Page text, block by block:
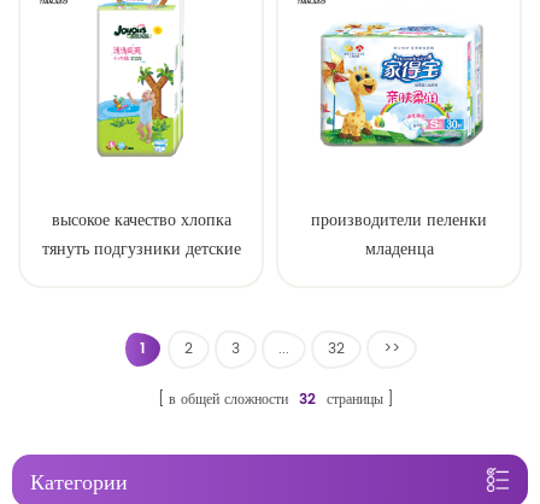
высокое качество хлопка
тянуть подгузники детские
производители пеленки
младенца
устранимые изготовление от
1 2 3 ... 32 >>
в общей сложности 32 страницы
Категории